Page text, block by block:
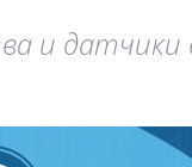
и датчики